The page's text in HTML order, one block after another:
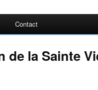
Contact
la Sainte